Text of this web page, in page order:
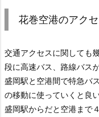
花巻空港のアク
交通アクセスに関しても
段に高速バス、路線バス
盛岡駅と空港間で特急バ
の移動に使っていくと良
盛岡駅からだと空港まで